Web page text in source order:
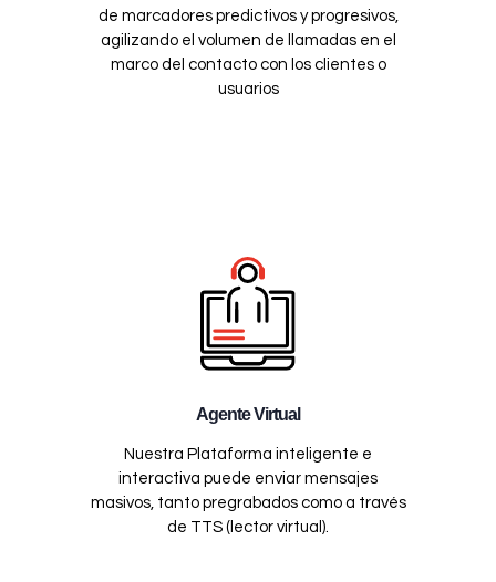
de marcadores predictivos y progresivos,
agilizando el volumen de llamadas en el
marco del contacto con los clientes o
usuarios
Agente Virtual
Nuestra Plataforma inteligente e
interactiva puede enviar mensajes
masivos, tanto pregrabados como a través
de TTS (lector virtual).